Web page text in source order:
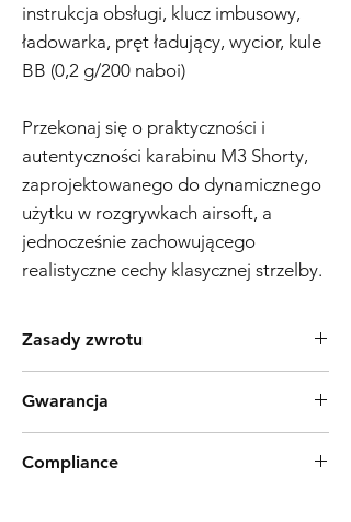
instrukcja obsługi, klucz imbusowy,
ładowarka, pręt ładujący, wycior, kule
BB (0,2 g/200 naboi)
Przekonaj się o praktyczności i
autentyczności karabinu M3 Shorty,
zaprojektowanego do dynamicznego
użytku w rozgrywkach airsoft, a
jednocześnie zachowującego
realistyczne cechy klasycznej strzelby.
Zasady zwrotu
z wysokiej jakości procesu produkcyjnego i
niezawodności. Jeśli jednak odkryjesz wadę
uniemożliwiającą działanie produktu zgodnie
z przeznaczeniem, oferujemy 7-dniowy
Gwarancja
Miesięcy Data Wejścia w Życie: 01.12.2024
Compliance